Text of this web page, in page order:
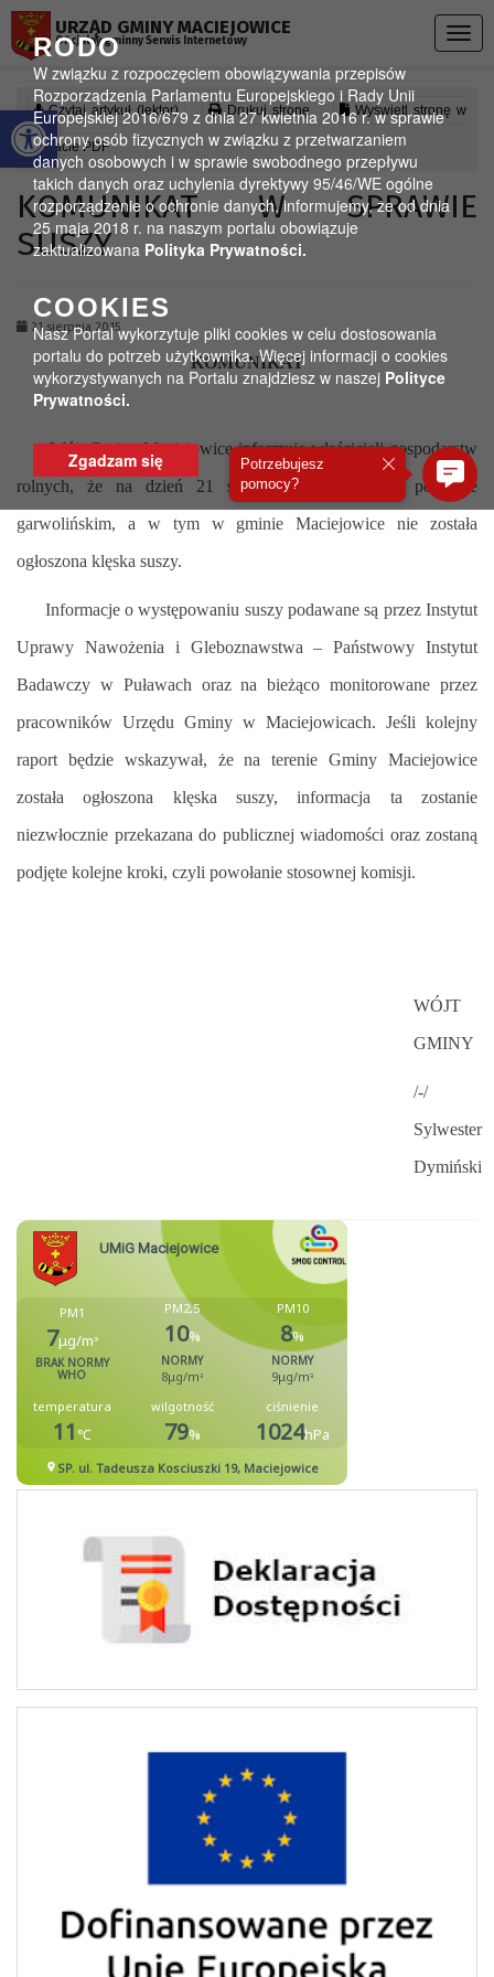
Otwórz pasek narzędzi
RODO
W związku z rozpoczęciem obowiązywania przepisów
Rozporządzenia Parlamentu Europejskiego i Rady Unii
Europejskiej 2016/679 z dnia 27 kwietnia 2016 r. w sprawie
ochrony osób fizycznych w związku z przetwarzaniem
danych osobowych i w sprawie swobodnego przepływu
takich danych oraz uchylenia dyrektywy 95/46/WE ogólne
rozporządzenie o ochronie danych, informujemy, że od dnia
25 maja 2018 r. na naszym portalu obowiązuje
zaktualizowana Polityka Prywatności.
COOKIES
Nasz Portal wykorzytuje pliki cookies w celu dostosowania
portalu do potrzeb użytkownika. Więcej informacji o cookies
wykorzystywanych na Portalu znajdziesz w naszej Polityce
Prywatności.
Zgadzam się
URZĄD GMINY MACIEJOWICE
Oficjalny gminny Serwis Internetowy
Czytaj artykuł (lektor) Drukuj stronę Wyświetl stronę w
formacie PDF
KOMUNIKAT W SPRAWIE
SUSZY
21 sierpnia 2015
KOMUNIKAT
Wójt Gminy Maciejowice informuje właścicieli gospodarstw
rolnych, że na dzień 21 sierpnia 2015 roku w powiecie
garwolińskim, a w tym w gminie Maciejowice nie została
ogłoszona klęska suszy.
Informacje o występowaniu suszy podawane są przez Instytut
Uprawy Nawożenia i Gleboznawstwa – Państwowy Instytut
Badawczy w Puławach oraz na bieżąco monitorowane przez
pracowników Urzędu Gminy w Maciejowicach. Jeśli kolejny
raport będzie wskazywał, że na terenie Gminy Maciejowice
została ogłoszona klęska suszy, informacja ta zostanie
niezwłocznie przekazana do publicznej wiadomości oraz zostaną
podjęte kolejne kroki, czyli powołanie stosownej komisji.
WÓJT
GMINY
/-/
Sylwester
Dymiński
Potrzebujesz
pomocy?